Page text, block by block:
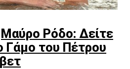
Μαύρο Ρόδο: Δείτε
Γάμο του Πέτρου